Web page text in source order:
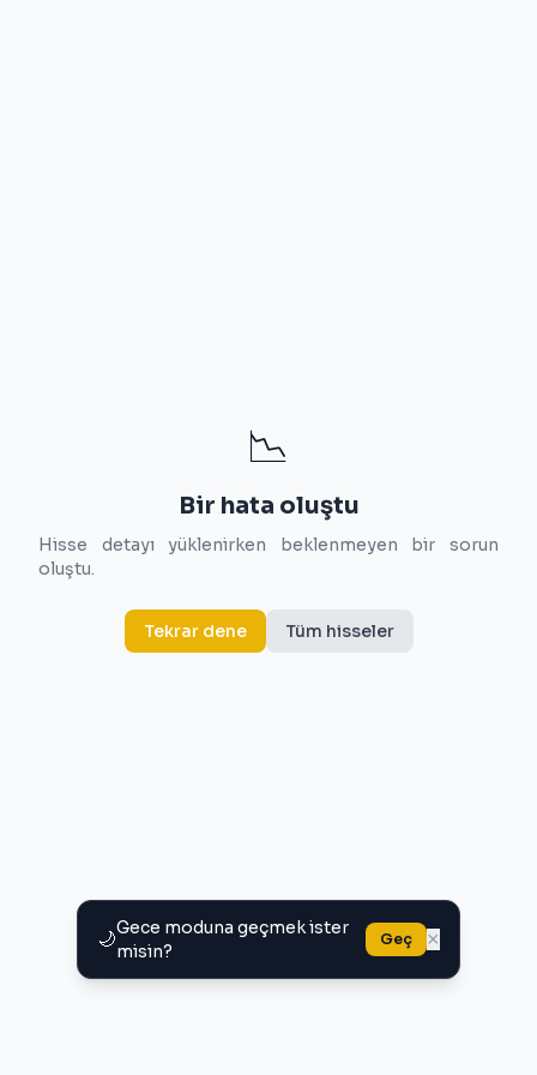
🌙Gece moduna geçmek ister
misin?
Geç ×
📉
Bir hata oluştu
Hisse detayı yüklenirken beklenmeyen bir sorun
oluştu.
Tekrar dene Tüm hisseler